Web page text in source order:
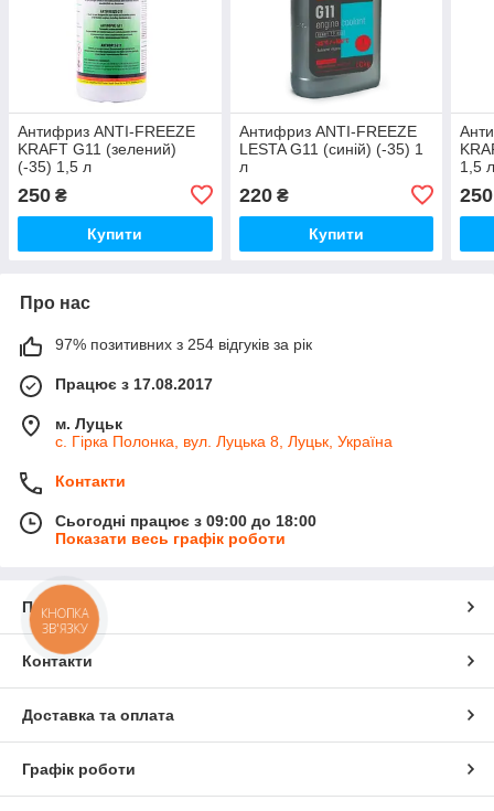
Антифриз ANTI-FREEZE
KRAFT G11 (зелений)
(-35) 1,5 л
250 ₴
Купити
Антифриз ANTI-FREEZE
LESTA G11 (синій) (-35) 1
л
220₴
Купити
1,5
250
Про нас
97% позитивних з 254 відгуків за рік
Працює з 17.08.2017
м. Луцьк
с. Гірка Полонка, вул. Луцька 8, Луцьк, Україна
Контакти
Сьогодні працює з 09:00 до 18:00
Показати весь графік роботи
Про нас
Контакти
Доставка та оплата
Графік роботи
КНОПКА
ЗВ'ЯЗКУ